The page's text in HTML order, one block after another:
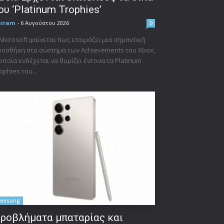
‘Platinum Trophies’
- 6 Αυγούστου 2026 0
φαίνεται πως ετοιμάζει μια σημαντική
στο σύστημα των Achievements του Xbox,
ενδέχεται να θυμίζει έντονα τα Platinum
του...
μπαταρίας και